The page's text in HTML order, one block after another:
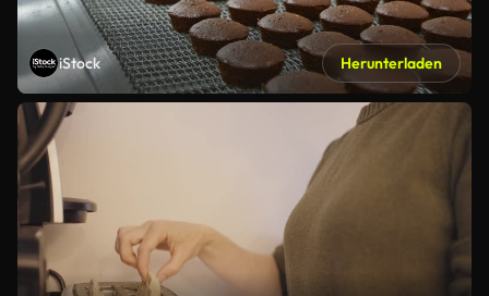
iStock Herunterladen